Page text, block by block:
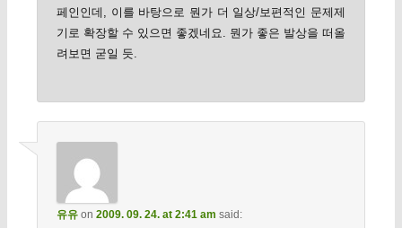
페인인데, 이를 바탕으로 뭔가 더 일상/보편적인 문제제
기로 확장할 수 있으면 좋겠네요. 뭔가 좋은 발상을 떠올
려보면 굳일 듯.
유유on 2009. 09. 24. at 2:41 am said: